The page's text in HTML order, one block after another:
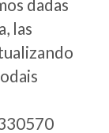
dadas
las